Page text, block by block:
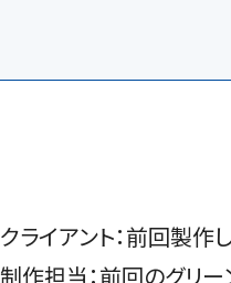
クライアント：前回
制作担当：前回のグリ